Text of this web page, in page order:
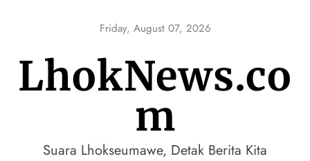
Friday, August 07, 2026
LhokNews.co
m
Suara Lhokseumawe, Detak Berita Kita